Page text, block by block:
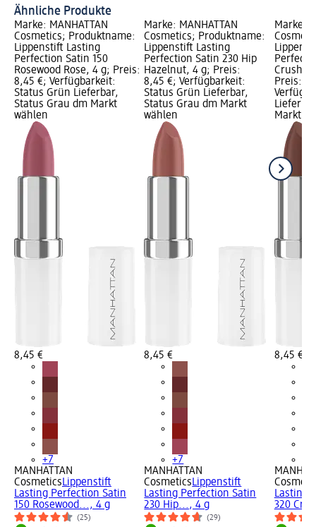
Ähnliche Produkte
Marke: MANHATTAN
Cosmetics; Produktname:
Lippenstift Lasting
Perfection Satin 150
Rosewood Rose, 4 g; Preis:
8,45 €; Verfügbarkeit:
Status Grün Lieferbar,
Status Grau dm Markt
wählen
8,45 €
+7
MANHATTAN
CosmeticsLippenstift
Lasting Perfection Satin
150 Rosewood..., 4 g
(25)
Marke: MANHATTAN
Cosmetics; Produktname:
Lippenstift Lasting
Perfection Satin 230 Hip
Hazelnut, 4 g; Preis:
8,45 €; Verfügbarkeit:
Status Grün Lieferbar,
Status Grau dm Markt
wählen
8,45 €
+7
MANHATTAN
CosmeticsLippenstift
Lasting Perfection Satin
230 Hip..., 4 g
(29)
Marke:
Preis:
Markt
8,45 €
Lasting
320